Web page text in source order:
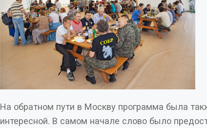
На обратном пути в Москву программа была
интересной. В самом начале слово было